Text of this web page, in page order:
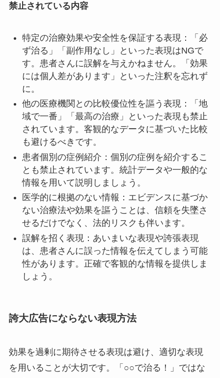
禁止されている内容
特定の治療効果や安全性を保証する表現：「必
ず治る」「副作用なし」といった表現はNGで
す。患者さんに誤解を与えかねません。「効果
には個人差があります」といった注釈を忘れず
に。
他の医療機関との比較優位性を謳う表現：「地
域で一番」「最高の治療」といった表現も禁止
されています。客観的なデータに基づいた比較
も避けるべきです。
患者個別の症例紹介：個別の症例を紹介するこ
とも禁止されています。統計データや一般的な
情報を用いて説明しましょう。
医学的に根拠のない情報：エビデンスに基づか
ない治療法や効果を謳うことは、信頼を失墜さ
せるだけでなく、法的リスクも伴います。
誤解を招く表現：あいまいな表現や誇張表現
は、患者さんに誤った情報を伝えてしまう可能
性があります。正確で客観的な情報を提供しま
しょう。
誇大広告にならない表現方法
効果を過剰に期待させる表現は避け、適切な表現
を用いることが大切です。「○○で治る！」ではな